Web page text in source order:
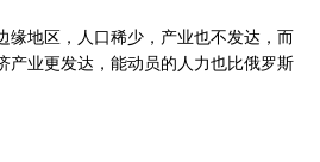
缘地区，人口稀少，产业也不发达，而
产业更发达，能动员的人力也比俄罗斯